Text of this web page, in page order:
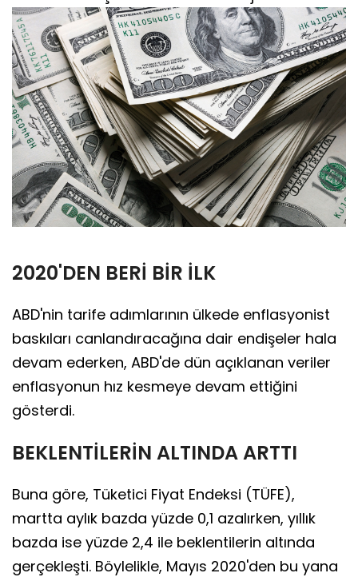
2020'DEN BERİ BİR İLK
ABD'nin tarife adımlarının ülkede enflasyonist
baskıları canlandıracağına dair endişeler hala
devam ederken, ABD'de dün açıklanan veriler
enflasyonun hız kesmeye devam ettiğini
gösterdi.
BEKLENTİLERİN ALTINDA ARTTI
Buna göre, Tüketici Fiyat Endeksi (TÜFE),
martta aylık bazda yüzde 0,1 azalırken, yıllık
bazda ise yüzde 2,4 ile beklentilerin altında
gerçekleşti. Böylelikle, Mayıs 2020'den bu yana